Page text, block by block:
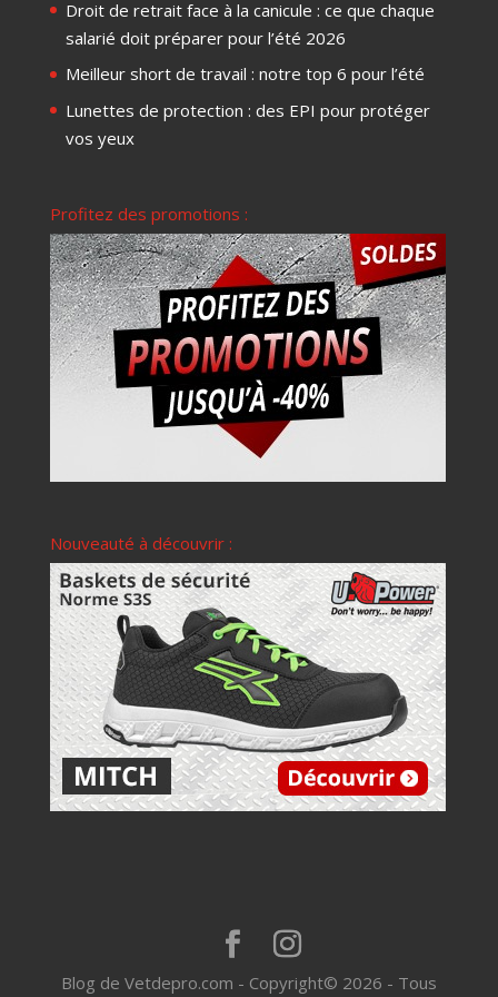
Droit de retrait face à la canicule : ce que chaque
salarié doit préparer pour l’été 2026
Meilleur short de travail : notre top 6 pour l’été
Lunettes de protection : des EPI pour protéger
vos yeux
Profitez des promotions :
Nouveauté à découvrir :
Blog de Vetdepro.com - Copyright© 2026 - Tous